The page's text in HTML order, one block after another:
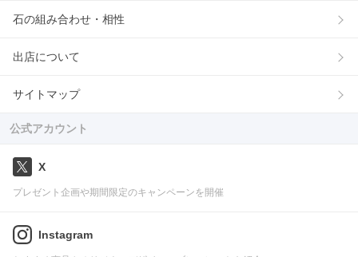
石の組み合わせ・相性
出店について
サイトマップ
公式アカウント
X
プレゼント企画や期間限定のキャンペーンを開催
Instagram